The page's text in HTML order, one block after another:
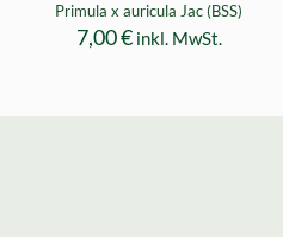
Primula x auricula Jac (BSS)
7,00€ inkl. MwSt.